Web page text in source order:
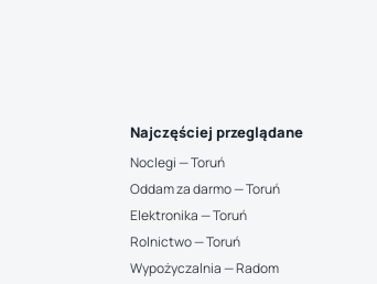
Najczęściej przeglądane
Noclegi — Toruń
Oddam za darmo — Toruń
Elektronika — Toruń
Rolnictwo — Toruń
Wypożyczalnia — Radom